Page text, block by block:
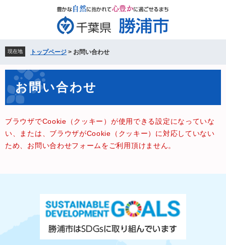
先
頭
で
を
飛
ば
本
へ
現在地 トップページ > お問い合わせ
文 お問い合わせ
ブラウザでCookie（クッキー）が使用できる設定になっていな
い、または、ブラウザがCookie（クッキー）に対応していない
ため、お問い合わせフォームをご利用頂けません。